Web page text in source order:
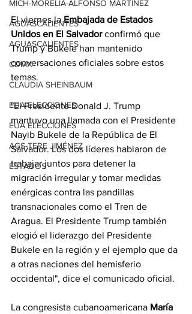
MICH-MORELIA-ALFONSO MARTÍNEZ
AGUASCALIENTES
AGUASCALIENTES
CDMX
CLAUDIA SHEINBAUM
EUA ELECCIONES
EUA ELECCIONES
AGS-TERE JIMÉNEZ
ESTADOS
El viernes la Embajada de Estados
Unidos en El Salvador confirmó que
Trump y Bukele han mantenido
conversaciones oficiales sobre estos
temas.
"El Presidente Donald J. Trump
mantuvo una llamada con el Presidente
Nayib Bukele de la República de El
Salvador. Los dos líderes hablaron de
trabajar juntos para detener la
migración irregular y tomar medidas
enérgicas contra las pandillas
transnacionales como el Tren de
Aragua. El Presidente Trump también
elogió el liderazgo del Presidente
Bukele en la región y el ejemplo que da
a otras naciones del hemisferio
occidental", dice el comunicado oficial.
La congresista cubanoamericana María